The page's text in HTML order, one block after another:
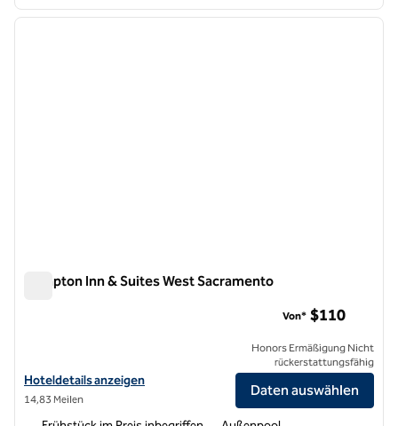
1 von 12
Hampton Inn & Suites West Sacramento
Hoteldetails für Hampton Inn & Suites West Sacramento anzeigen
Hoteldetails anzeigen
14,83 Meilen
Von* $110
Honors Ermäßigung Nicht
rückerstattungsfähig
Daten auswählen